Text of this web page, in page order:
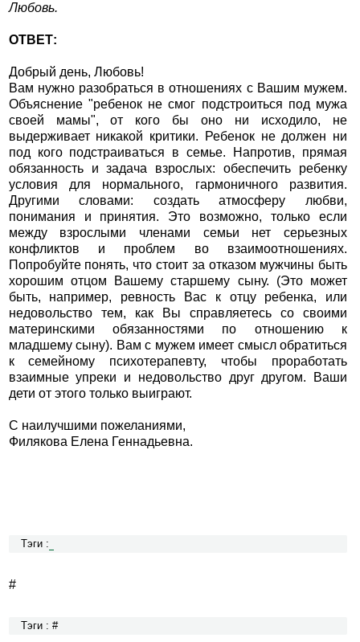
Любовь.
ОТВЕТ:
Добрый день, Любовь!
Вам нужно разобраться в отношениях с Вашим мужем.
Объяснение "ребенок не смог подстроиться под мужа
своей мамы", от кого бы оно ни исходило, не
выдерживает никакой критики. Ребенок не должен ни
под кого подстраиваться в семье. Напротив, прямая
обязанность и задача взрослых: обеспечить ребенку
условия для нормального, гармоничного развития.
Другими словами: создать атмосферу любви,
понимания и принятия. Это возможно, только если
между взрослыми членами семьи нет серьезных
конфликтов и проблем во взаимоотношениях.
Попробуйте понять, что стоит за отказом мужчины быть
хорошим отцом Вашему старшему сыну. (Это может
быть, например, ревность Вас к отцу ребенка, или
недовольство тем, как Вы справляетесь со своими
материнскими обязанностями по отношению к
младшему сыну). Вам с мужем имеет смысл обратиться
к семейному психотерапевту, чтобы проработать
взаимные упреки и недовольство друг другом. Ваши
дети от этого только выиграют.
С наилучшими пожеланиями,
Филякова Елена Геннадьевна.
Тэги :
#
Тэги : #